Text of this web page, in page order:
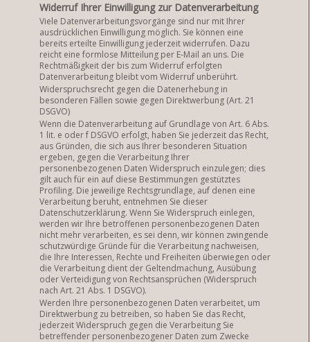
Widerruf Ihrer Einwilligung zur Datenverarbeitung
Viele Datenverarbeitungsvorgänge sind nur mit Ihrer
ausdrücklichen Einwilligung möglich. Sie können eine
bereits erteilte Einwilligung jederzeit widerrufen. Dazu
reicht eine formlose Mitteilung per E-Mail an uns. Die
Rechtmäßigkeit der bis zum Widerruf erfolgten
Datenverarbeitung bleibt vom Widerruf unberührt.
Widerspruchsrecht gegen die Datenerhebung in
besonderen Fällen sowie gegen Direktwerbung (Art. 21
DSGVO)
Wenn die Datenverarbeitung auf Grundlage von Art. 6 Abs.
1 lit. e oder f DSGVO erfolgt, haben Sie jederzeit das Recht,
aus Gründen, die sich aus Ihrer besonderen Situation
ergeben, gegen die Verarbeitung Ihrer
personenbezogenen Daten Widerspruch einzulegen; dies
gilt auch für ein auf diese Bestimmungen gestütztes
Profiling. Die jeweilige Rechtsgrundlage, auf denen eine
Verarbeitung beruht, entnehmen Sie dieser
Datenschutzerklärung. Wenn Sie Widerspruch einlegen,
werden wir Ihre betroffenen personenbezogenen Daten
nicht mehr verarbeiten, es sei denn, wir können zwingende
schutzwürdige Gründe für die Verarbeitung nachweisen,
die Ihre Interessen, Rechte und Freiheiten überwiegen oder
die Verarbeitung dient der Geltendmachung, Ausübung
oder Verteidigung von Rechtsansprüchen (Widerspruch
nach Art. 21 Abs. 1 DSGVO).
Werden Ihre personenbezogenen Daten verarbeitet, um
Direktwerbung zu betreiben, so haben Sie das Recht,
jederzeit Widerspruch gegen die Verarbeitung Sie
betreffender personenbezogener Daten zum Zwecke